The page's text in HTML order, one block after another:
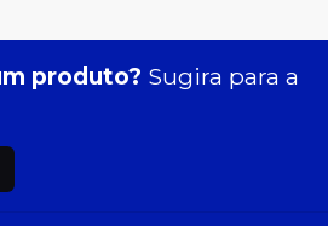
produto? Sugira para a